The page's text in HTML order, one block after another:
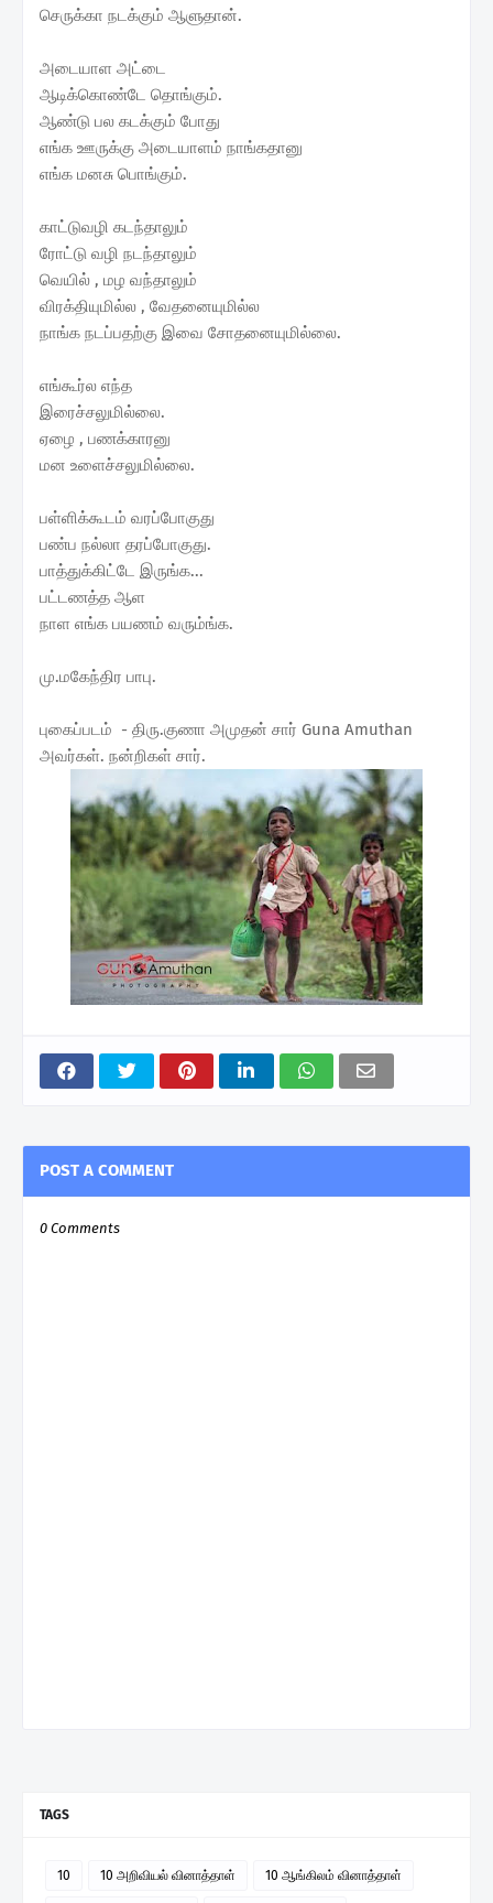
செருக்கா நடக்கும் ஆளுதான்.
அடையாள அட்டை
ஆடிக்கொண்டே தொங்கும்.
ஆண்டு பல கடக்கும் போது
எங்க ஊருக்கு அடையாளம் நாங்கதானு
எங்க மனசு பொங்கும்.
காட்டுவழி கடந்தாலும்
ரோட்டு வழி நடந்தாலும்
வெயில் , மழ வந்தாலும்
விரக்தியுமில்ல , வேதனையுமில்ல
நாங்க நடப்பதற்கு இவை சோதனையுமில்லை.
எங்கூர்ல எந்த
இரைச்சலுமில்லை.
ஏழை , பணக்காரனு
மன உளைச்சலுமில்லை.
பள்ளிக்கூடம் வரப்போகுது
பண்ப நல்லா தரப்போகுது.
பாத்துக்கிட்டே இருங்க...
பட்டணத்த ஆள
நாள எங்க பயணம் வரும்ங்க.
மு.மகேந்திர பாபு.
புகைப்படம் - திரு.குணா அமுதன் சார் Guna Amuthan
அவர்கள். நன்றிகள் சார்.
POST A COMMENT
0 Comments
TAGS
10 10 அறிவியல் வினாத்தாள் 10 ஆங்கிலம் வினாத்தாள்